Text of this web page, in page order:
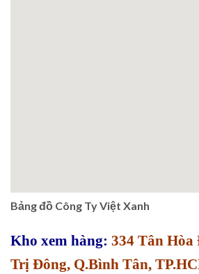
Bảng đồ Công Ty Việt Xanh
Kho xem hàng: 334 Tân Hòa
Trị Đông, Q.Bình Tân,